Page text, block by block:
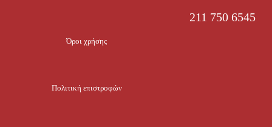
Όροι χρήσης
Πολιτική επιστροφών
211 750 6545